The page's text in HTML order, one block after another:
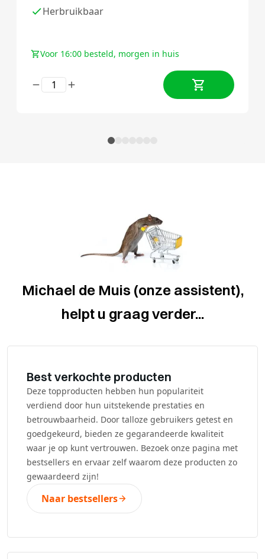
Herbruikbaar
Voor 16:00 besteld, morgen in huis
Michael de Muis (onze assistent),
helpt u graag verder...
Best verkochte producten
Deze topproducten hebben hun populariteit
verdiend door hun uitstekende prestaties en
betrouwbaarheid. Door talloze gebruikers getest en
goedgekeurd, bieden ze gegarandeerde kwaliteit
waar je op kunt vertrouwen. Bezoek onze pagina met
bestsellers en ervaar zelf waarom deze producten zo
gewaardeerd zijn!
Naar bestsellers